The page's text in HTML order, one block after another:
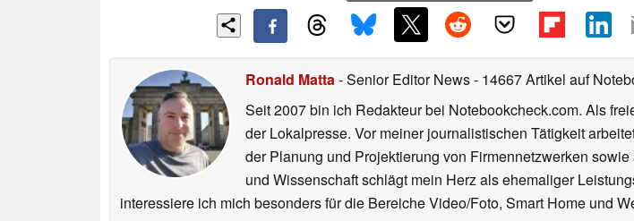
Ronald Matta- Senior Editor News- 14667 Artikel auf
Seit 2007 bin ich Redakteur bei Notebookcheck.com. Als
der Lokalpresse. Vor meiner journalistischen Tätigkeit
der Planung und Projektierung von Firmennetzwerken
und Wissenschaft schlägt mein Herz als ehemaliger
interessiere ich mich besonders für die Bereiche Video/Foto, Smart Home und